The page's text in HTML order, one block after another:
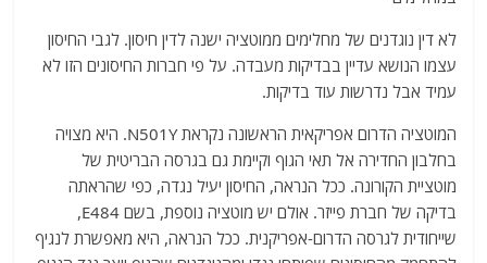
לא דין נוגדנים של מחלימים ממוטציה ישנה לדין חיסון. לגבי החיסון
עצמו הנושא עדיין בבדיקות מעבדה. על פי חברות החיסונים הזו לא
עמיד אבל נדרשות עוד בדיקות.
המוטציה הדרום אפריקאית הראשונה נקראת N501Y. היא מצויה
בחלבון החדירה אל תאי הגוף וקיימת גם בגרסה הבריטית של
מוטציית הקורונה. ככל הנראה, החיסון יעיל נגדה, כפי שהראתה
בדיקה של חברת פייזר. אולם יש מוטציה נוספת, בשם E484,
שייחודית לגרסה הדרום-אפריקנית. ככל הנראה, היא מאפשרת לנגיף